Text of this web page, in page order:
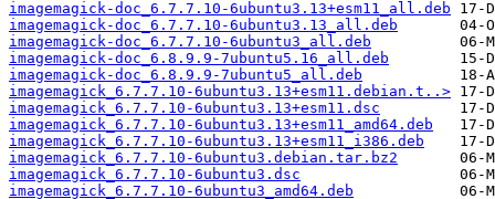
imagemagick-doc_6.7.7.10-6ubuntu3.13+esm11_all.deb
imagemagick-doc_6.7.7.10-6ubuntu3.13_all.deb
imagemagick-doc_6.7.7.10-6ubuntu3_all.deb
imagemagick-doc_6.8.9.9-7ubuntu5.16_all.deb
imagemagick-doc_6.8.9.9-7ubuntu5_all.deb
imagemagick_6.7.7.10-6ubuntu3.13+esm11.debian.t..>
imagemagick_6.7.7.10-6ubuntu3.13+esm11.dsc
imagemagick_6.7.7.10-6ubuntu3.13+esm11_amd64.deb
imagemagick_6.7.7.10-6ubuntu3.13+esm11_i386.deb
imagemagick_6.7.7.10-6ubuntu3.debian.tar.bz2
imagemagick_6.7.7.10-6ubuntu3.dsc
imagemagick_6.7.7.10-6ubuntu3_amd64.deb